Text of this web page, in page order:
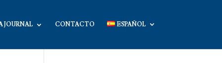
JOURNAL CONTACTO ESPAÑOL